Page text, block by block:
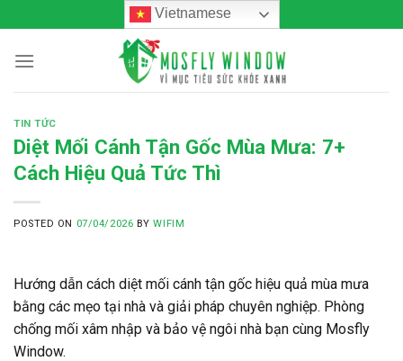
to
content
Vietnamese
TIN TỨC
Diệt Mối Cánh Tận Gốc Mùa Mưa: 7+
Cách Hiệu Quả Tức Thì
POSTED ON 07/04/2026 BYWIFIM
Hướng dẫn cách diệt mối cánh tận gốc hiệu quả mùa mưa
bằng các mẹo tại nhà và giải pháp chuyên nghiệp. Phòng
chống mối xâm nhập và bảo vệ ngôi nhà bạn cùng Mosfly
Window.